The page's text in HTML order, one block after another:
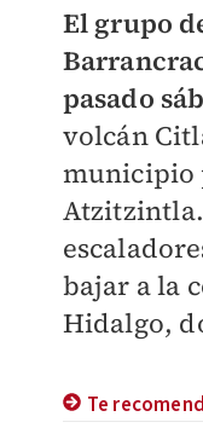
El grupo
pasado
volcán
municipio
bajar a la
Hidalgo,
Te